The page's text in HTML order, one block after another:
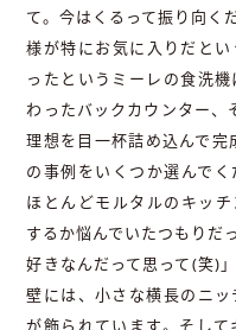
て。今はくるって振り向く
様が特にお気に入りだと
ったというミーレの食洗
わったバックカウンター、
理想を目一杯詰め込んで
の事例をいくつか選んで
ほとんどモルタルのキッ
するか悩んでいたつもりだ
好きなんだって思って(笑)
壁には、小さな横長のニ
が飾られています。そし